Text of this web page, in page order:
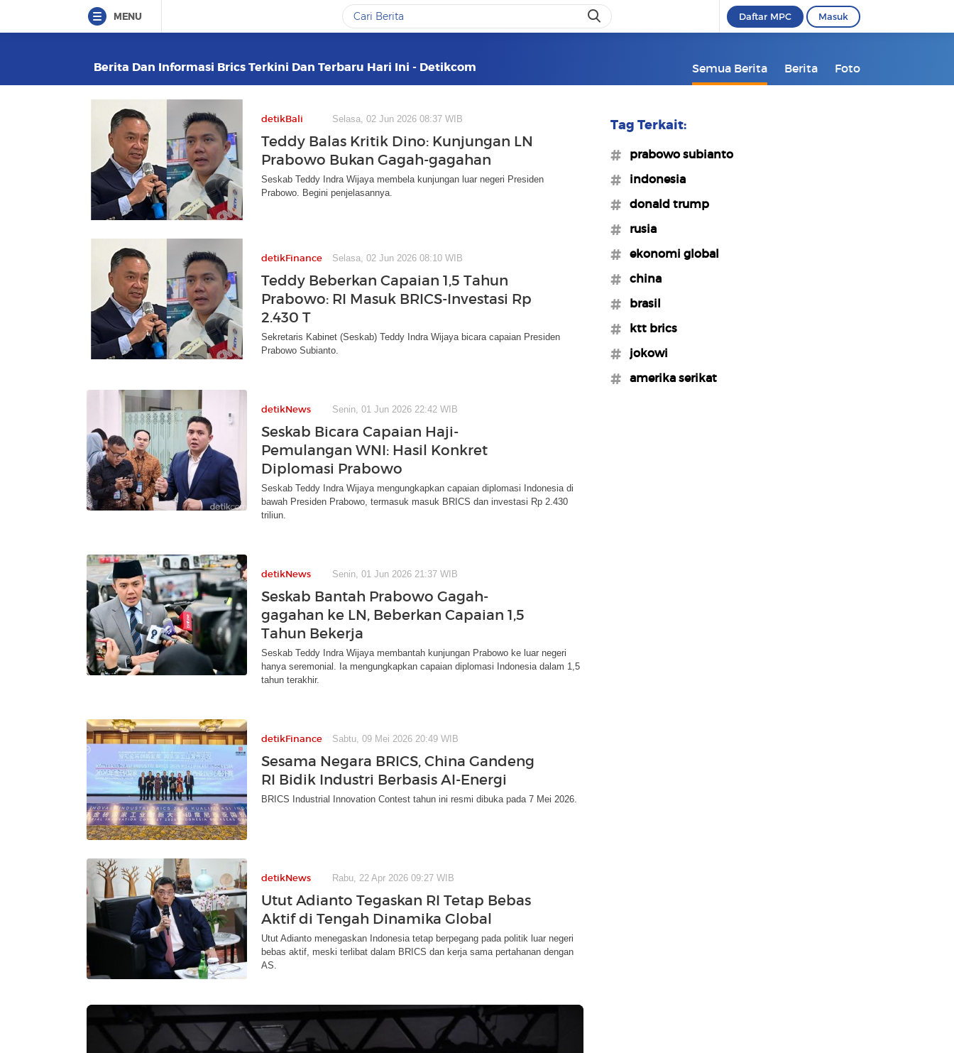
MENU Daftar MPC Masuk
Berita Dan Informasi Brics Terkini Dan Terbaru Hari Ini - Detikcom Semua Berita Berita Foto
detikBali Selasa, 02 Jun 2026 08:37 WIB
Teddy Balas Kritik Dino: Kunjungan LN
Prabowo Bukan Gagah-gagahan
Seskab Teddy Indra Wijaya membela kunjungan luar negeri Presiden
Prabowo. Begini penjelasannya.
detikFinance Selasa, 02 Jun 2026 08:10 WIB
Teddy Beberkan Capaian 1,5 Tahun
Prabowo: RI Masuk BRICS-Investasi Rp
2.430 T
Sekretaris Kabinet (Seskab) Teddy Indra Wijaya bicara capaian Presiden
Prabowo Subianto.
detikNews Senin, 01 Jun 2026 22:42 WIB
Seskab Bicara Capaian Haji-
Pemulangan WNI: Hasil Konkret
Diplomasi Prabowo
Seskab Teddy Indra Wijaya mengungkapkan capaian diplomasi Indonesia di
bawah Presiden Prabowo, termasuk masuk BRICS dan investasi Rp 2.430
triliun.
detikNews Senin, 01 Jun 2026 21:37 WIB
Seskab Bantah Prabowo Gagah-
gagahan ke LN, Beberkan Capaian 1,5
Tahun Bekerja
Seskab Teddy Indra Wijaya membantah kunjungan Prabowo ke luar negeri
hanya seremonial. Ia mengungkapkan capaian diplomasi Indonesia dalam 1,5
tahun terakhir.
detikFinance Sabtu, 09 Mei 2026 20:49 WIB
Sesama Negara BRICS, China Gandeng
RI Bidik Industri Berbasis AI-Energi
BRICS Industrial Innovation Contest tahun ini resmi dibuka pada 7 Mei 2026.
detikNews Rabu, 22 Apr 2026 09:27 WIB
Utut Adianto Tegaskan RI Tetap Bebas
Aktif di Tengah Dinamika Global
Utut Adianto menegaskan Indonesia tetap berpegang pada politik luar negeri
bebas aktif, meski terlibat dalam BRICS dan kerja sama pertahanan dengan
AS.
Tag Terkait:
#prabowo subianto
#indonesia
#donald trump
#rusia
#ekonomi global
#china
#brasil
#ktt brics
#jokowi
#amerika serikat